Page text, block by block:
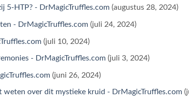
5-HTP? - DrMagicTruffles.com (augustus 28, 2024)
- DrMagicTruffles.com (juli 24, 2024)
(juli 10, 2024)
- DrMagicTruffles.com (juli 3, 2024)
(juni 26, 2024)
over dit mystieke kruid - DrMagicTruffles.com